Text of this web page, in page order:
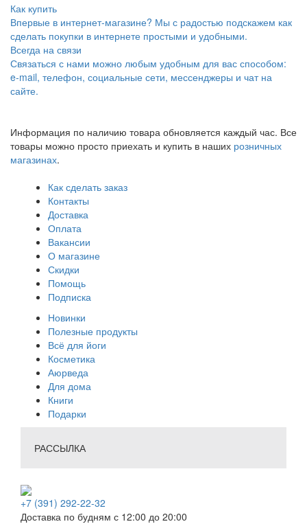
Как купить
Впервые в интернет-магазине? Мы с радостью подскажем как
сделать покупки в интернете простыми и удобными.
Всегда на связи
Связаться с нами можно любым удобным для вас способом:
e-mail, телефон, социальные сети, мессенджеры и чат на
сайте.
Информация по наличию товара обновляется каждый час. Все
товары можно просто приехать и купить в наших розничных
магазинах.
Как сделать заказ
Контакты
Доставка
Оплата
Вакансии
О магазине
Скидки
Помощь
Подписка
Новинки
Полезные продукты
Всё для йоги
Косметика
Аюрведа
Для дома
Книги
Подарки
РАССЫЛКА
+7 (391) 292-22-32
Доставка по будням с 12:00 до 20:00